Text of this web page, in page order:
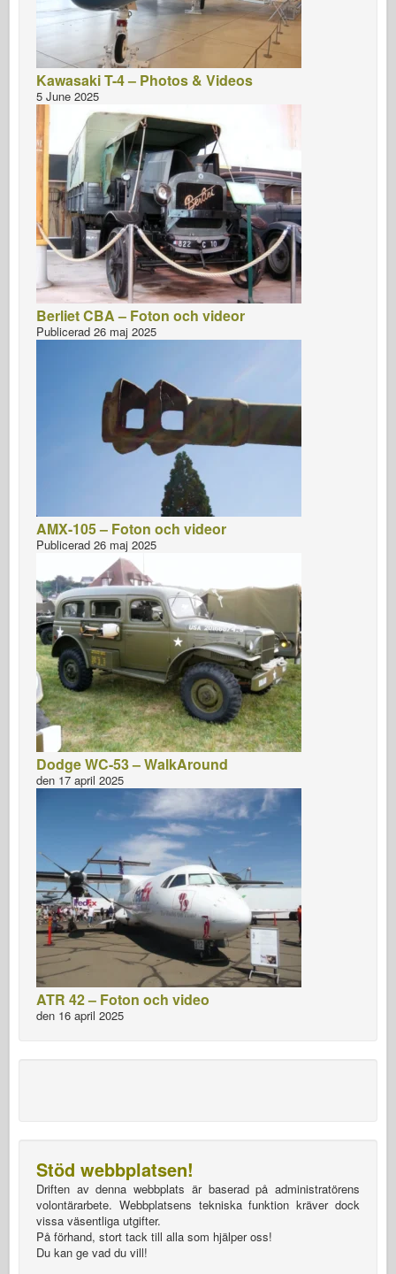
Kawasaki T-4 – Photos & Videos
5 June 2025
Berliet CBA – Foton och videor
Publicerad 26 maj 2025
AMX-105 – Foton och videor
Publicerad 26 maj 2025
Dodge WC-53 – WalkAround
den 17 april 2025
ATR 42 – Foton och video
den 16 april 2025
Stöd webbplatsen!
Driften av denna webbplats är baserad på administratörens
volontärarbete. Webbplatsens tekniska funktion kräver dock
vissa väsentliga utgifter.
På förhand, stort tack till alla som hjälper oss!
Du kan ge vad du vill!